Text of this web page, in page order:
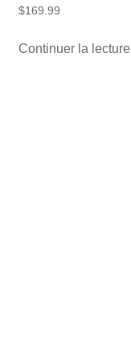
$169.99
Continuer la lecture